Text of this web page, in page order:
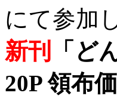
にて参加
新刊
「ど
20P 領布